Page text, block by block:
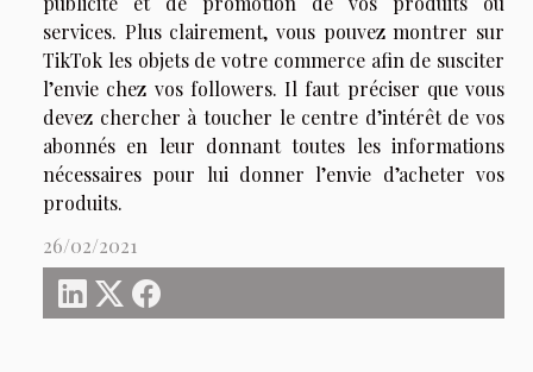
services. Plus clairement, vous pouvez montrer sur
TikTok les objets de votre commerce afin de susciter
l’envie chez vos followers. Il faut préciser que vous
devez chercher à toucher le centre d’intérêt de vos
abonnés en leur donnant toutes les informations
nécessaires pour lui donner l’envie d’acheter vos
produits.
26/02/2021